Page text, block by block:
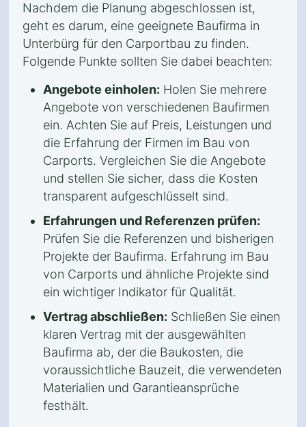
Nachdem die Planung abgeschlossen ist,
geht es darum, eine geeignete Baufirma in
Unterbürg für den Carportbau zu finden.
Folgende Punkte sollten Sie dabei beachten:
Angebote einholen: Holen Sie mehrere
Angebote von verschiedenen Baufirmen
ein. Achten Sie auf Preis, Leistungen und
die Erfahrung der Firmen im Bau von
Carports. Vergleichen Sie die Angebote
und stellen Sie sicher, dass die Kosten
transparent aufgeschlüsselt sind.
Erfahrungen und Referenzen prüfen:
Prüfen Sie die Referenzen und bisherigen
Projekte der Baufirma. Erfahrung im Bau
von Carports und ähnliche Projekte sind
ein wichtiger Indikator für Qualität.
Vertrag abschließen: Schließen Sie einen
klaren Vertrag mit der ausgewählten
Baufirma ab, der die Baukosten, die
voraussichtliche Bauzeit, die verwendeten
Materialien und Garantieansprüche
festhält.